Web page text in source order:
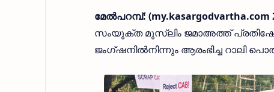
മേല്‍പറമ്പ്: (my.kasargodvartha.com
സംയുക്ത മുസ്ലിം ജമാഅത്ത്
ജംഗ്ഷനില്‍നിന്നും ആരംഭിച്ച റാലി